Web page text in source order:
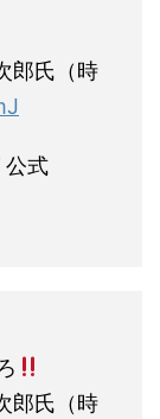
郎氏（時
式
郎氏（時